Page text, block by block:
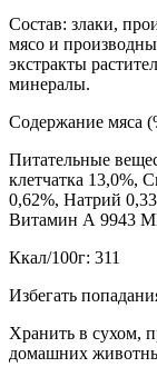
Состав: злаки,
мясо и
экстракты
минералы.
Содержание мяса
Питательные
клетчатка 13,0%,
0,62%, Натрий
Витамин А 9943
Ккал/100г: 311
Избегать
Хранить в сухом,
домашних